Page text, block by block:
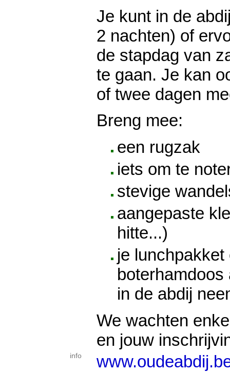
Je kunt in de
2 nachten) of
de stapdag van
te gaan. Je kan
of twee dagen
Breng mee:
een rugzak
iets om te
stevige
aangepaste
hitte...)
je lunchpakket
in de abdij
We wachten
en jouw
info